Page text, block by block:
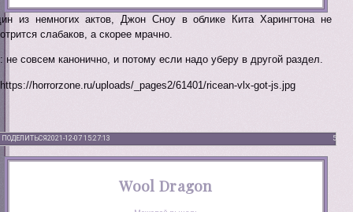
из немногих актов, Джон Сноу в облике Кита Харингтона не
слабаков, а скорее мрачно.
не совсем канонично, и потому если надо уберу в другой раздел.
ПОДЕЛИТЬСЯ 5
2021-12-07 15:27:13
Wool Dragon